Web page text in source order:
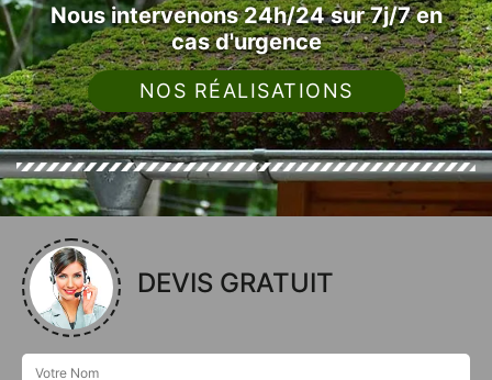
Nous intervenons 24h/24 sur 7j/7 en
cas d'urgence
NOS RÉALISATIONS
DEVIS GRATUIT